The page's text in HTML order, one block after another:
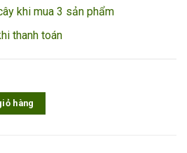
khi mua 3 sản phẩm
thanh toán
hàng